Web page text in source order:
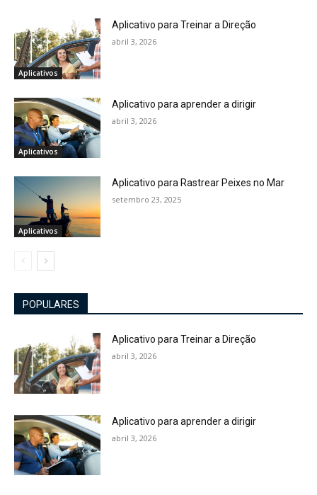
Aplicativos
Aplicativo para Treinar a Direção
abril 3, 2026
Aplicativos
Aplicativo para aprender a dirigir
abril 3, 2026
Aplicativos
Aplicativo para Rastrear Peixes no Mar
setembro 23, 2025
POPULARES
Aplicativo para Treinar a Direção
abril 3, 2026
Aplicativo para aprender a dirigir
abril 3, 2026